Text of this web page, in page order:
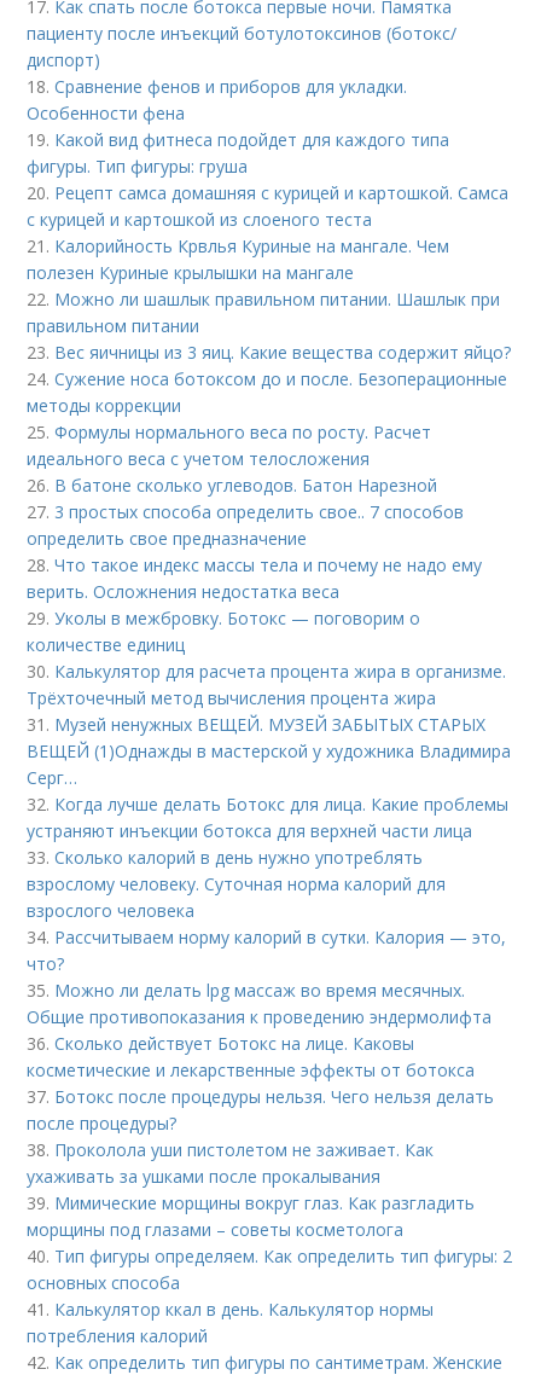
17. Как спать после ботокса первые ночи. Памятка
пациенту после инъекций ботулотоксинов (ботокс/
диспорт)
18.Сравнение фенов и приборов для укладки.
Особенности фена
19. Какой вид фитнеса подойдет для каждого типа
фигуры. Тип фигуры: груша
20. Рецепт самса домашняя с курицей и картошкой. Самса
с курицей и картошкой из слоеного теста
21. Калорийность Крвлья Куриные на мангале. Чем
полезен Куриные крылышки на мангале
22. Можно ли шашлык правильном питании. Шашлык при
правильном питании
23. Вес яичницы из 3 яиц. Какие вещества содержит яйцо?
24.Сужение носа ботоксом до и после. Безоперационные
методы коррекции
25.Формулы нормального веса по росту. Расчет
идеального веса с учетом телосложения
26. В батоне сколько углеводов. Батон Нарезной
27. 3 простых способа определить свое.. 7 способов
определить свое предназначение
28.Что такое индекс массы тела и почему не надо ему
верить. Осложнения недостатка веса
29.Уколы в межбровку. Ботокс — поговорим о
количестве единиц
30. Калькулятор для расчета процента жира в организме.
Трёхточечный метод вычисления процента жира
31. Музей ненужных ВЕЩЕЙ. МУЗЕЙ ЗАБЫТЫХ СТАРЫХ
ВЕЩЕЙ (1)Однажды в мастерской у художника Владимира
Серг…
32. Когда лучше делать Ботокс для лица. Какие проблемы
устраняют инъекции ботокса для верхней части лица
33.Сколько калорий в день нужно употреблять
взрослому человеку. Суточная норма калорий для
взрослого человека
34. Рассчитываем норму калорий в сутки. Калория — это,
что?
35. Можно ли делать lpg массаж во время месячных.
Общие противопоказания к проведению эндермолифта
36.Сколько действует Ботокс на лице. Каковы
косметические и лекарственные эффекты от ботокса
37. Ботокс после процедуры нельзя. Чего нельзя делать
после процедуры?
38. Проколола уши пистолетом не заживает. Как
ухаживать за ушками после прокалывания
39. Мимические морщины вокруг глаз. Как разгладить
морщины под глазами – советы косметолога
40. Тип фигуры определяем. Как определить тип фигуры: 2
основных способа
41. Калькулятор ккал в день. Калькулятор нормы
потребления калорий
42. Как определить тип фигуры по сантиметрам. Женские